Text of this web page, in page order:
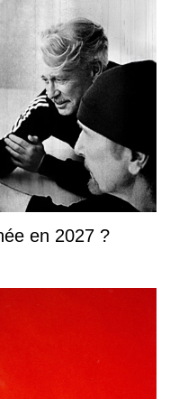
en 2027 ?